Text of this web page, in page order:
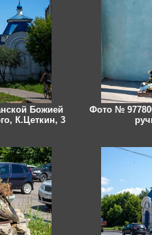
Божией
К.Цеткин, 3
Фото №